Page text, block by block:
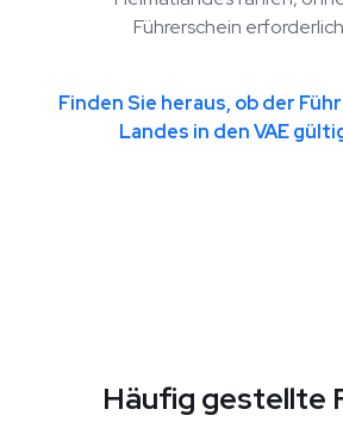
Führerschein
Finden Sie heraus, ob der
Landes in den VAE
Häufig gestellte